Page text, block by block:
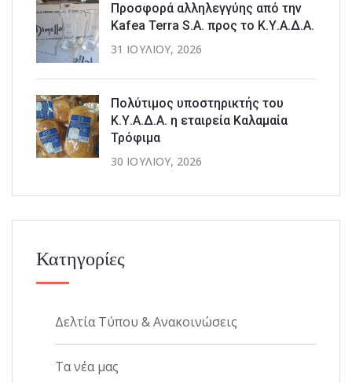
Προσφορά αλληλεγγύης από την
Kafea Terra S.A. προς το Κ.Υ.Α.Δ.Α.
31 ΙΟΥΛΊΟΥ, 2026
Πολύτιμος υποστηρικτής του
Κ.Υ.Α.Δ.Α. η εταιρεία Καλαμαία
Τρόφιμα
30 ΙΟΥΛΊΟΥ, 2026
Κατηγορίες
Δελτία Τύπου & Ανακοινώσεις
Τα νέα μας